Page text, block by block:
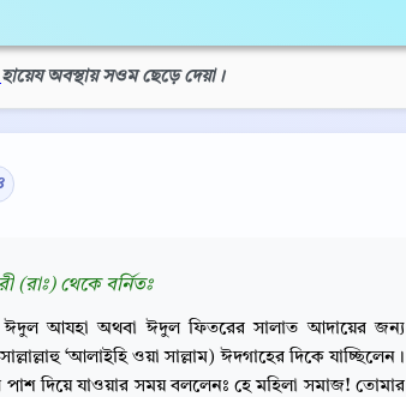
হায়েয অবস্থায় সওম ছেড়ে দেয়া।
(রাঃ) থেকে বর্নিতঃ
ঈদুল আযহা অথবা ঈদুল ফিতরের সালাত আদায়ের জন্য
‘আলাইহি ওয়া সাল্লাম) ঈদগাহের দিকে যাচ্ছিলেন।
পাশ দিয়ে যাওয়ার সময় বললেনঃ হে মহিলা সমাজ! তোমার